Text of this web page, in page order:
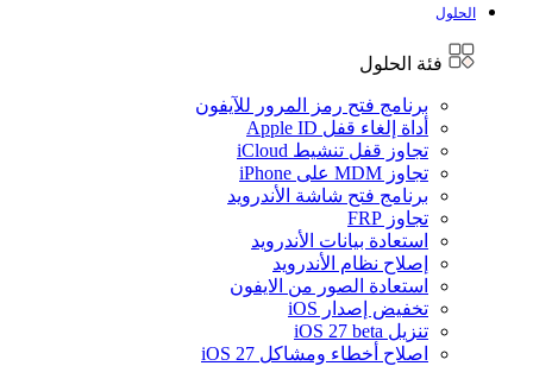
الحلول
فئة الحلول
برنامج فتح رمز المرور للآيفون
أداة إلغاء قفل Apple ID
تجاوز قفل تنشيط iCloud
تجاوز MDM على iPhone
برنامج فتح شاشة الأندرويد
تجاوز FRP
استعادة بيانات الأندرويد
إصلاح نظام الأندرويد
استعادة الصور من الايفون
تخفيض إصدار iOS
تنزيل iOS 27 beta
اصلاح أخطاء ومشاكل iOS 27